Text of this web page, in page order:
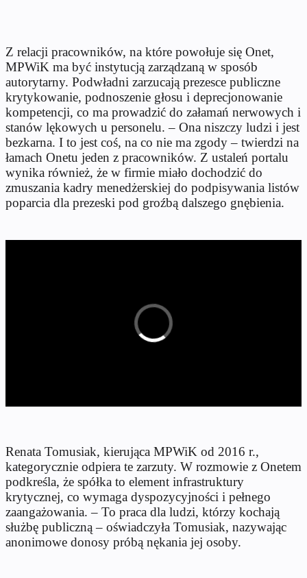
Z relacji pracowników, na które powołuje się Onet,
MPWiK ma być instytucją zarządzaną w sposób
autorytarny. Podwładni zarzucają prezesce publiczne
krytykowanie, podnoszenie głosu i deprecjonowanie
kompetencji, co ma prowadzić do załamań nerwowych i
stanów lękowych u personelu. – Ona niszczy ludzi i jest
bezkarna. I to jest coś, na co nie ma zgody – twierdzi na
łamach Onetu jeden z pracowników. Z ustaleń portalu
wynika również, że w firmie miało dochodzić do
zmuszania kadry menedżerskiej do podpisywania listów
poparcia dla prezeski pod groźbą dalszego gnębienia.
Renata Tomusiak, kierująca MPWiK od 2016 r.,
kategorycznie odpiera te zarzuty. W rozmowie z Onetem
podkreśla, że spółka to element infrastruktury
krytycznej, co wymaga dyspozycyjności i pełnego
zaangażowania. – To praca dla ludzi, którzy kochają
służbę publiczną – oświadczyła Tomusiak, nazywając
anonimowe donosy próbą nękania jej osoby.